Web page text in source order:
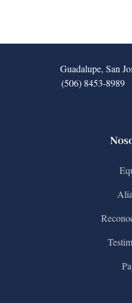
Guadalupe, San
(506) 8453-8989